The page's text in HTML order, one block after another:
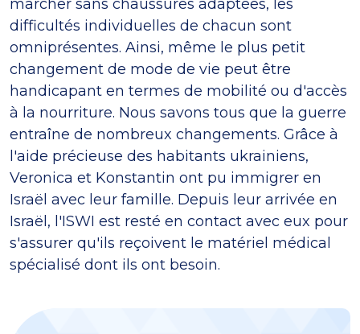
marcher sans chaussures adaptées, les
difficultés individuelles de chacun sont
omniprésentes. Ainsi, même le plus petit
changement de mode de vie peut être
handicapant en termes de mobilité ou d'accès
à la nourriture. Nous savons tous que la guerre
entraîne de nombreux changements. Grâce à
l'aide précieuse des habitants ukrainiens,
Veronica et Konstantin ont pu immigrer en
Israël avec leur famille. Depuis leur arrivée en
Israël, l'ISWI est resté en contact avec eux pour
s'assurer qu'ils reçoivent le matériel médical
spécialisé dont ils ont besoin.